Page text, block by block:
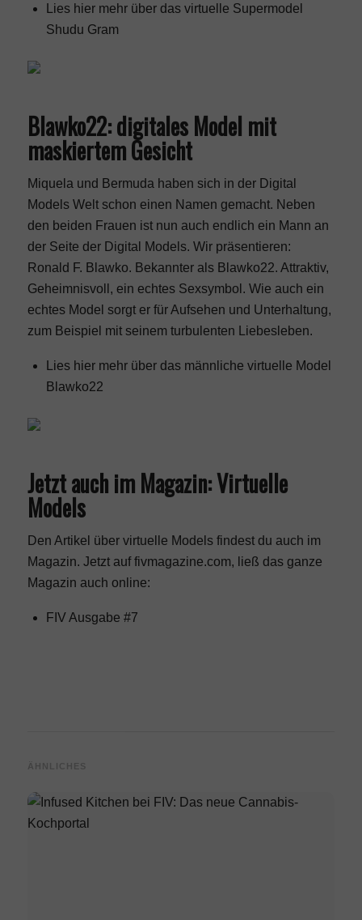
Lies hier mehr über das virtuelle Supermodel
Shudu Gram
Blawko22: digitales Model mit
maskiertem Gesicht
Miquela und Bermuda haben sich in der Digital
Models Welt schon einen Namen gemacht. Neben
den beiden Frauen ist nun auch endlich ein Mann an
der Seite der Digital Models. Wir präsentieren:
Ronald F. Blawko. Bekannter als Blawko22. Attraktiv,
Geheimnisvoll, ein echtes Sexsymbol. Wie auch ein
echtes Model sorgt er für Aufsehen und Unterhaltung,
zum Beispiel mit seinem turbulenten Liebesleben.
Lies hier mehr über das männliche virtuelle Model
Blawko22
Jetzt auch im Magazin: Virtuelle
Models
Den Artikel über virtuelle Models findest du auch im
Magazin. Jetzt auf fivmagazine.com, ließ das ganze
Magazin auch online:
FIV Ausgabe #7
ÄHNLICHES